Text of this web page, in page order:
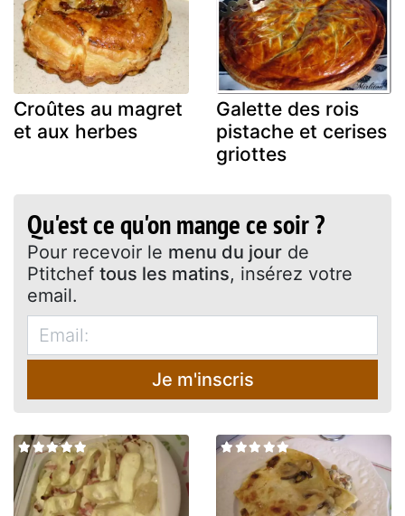
Croûtes au magret
et aux herbes
Galette des rois
pistache et cerises
griottes
Qu'est ce qu'on mange ce soir ?
Pour recevoir le menu du jour de
Ptitchef tous les matins, insérez votre
email.
Je m'inscris